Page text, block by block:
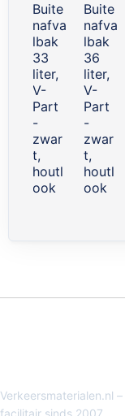
Buite
nafva
lbak
33
liter,
V-
Part
-
zwar
t,
houtl
ook
Buite
nafva
lbak
36
liter,
V-
Part
-
zwar
t,
houtl
ook
Verkeersmaterialen.nl